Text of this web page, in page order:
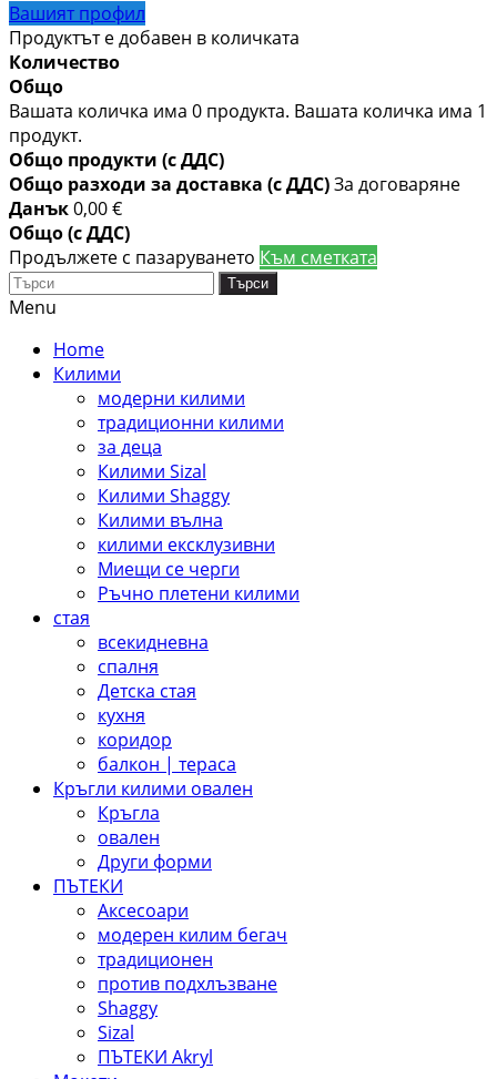
Вашият профил
Продуктът е добавен в количката
Количество
Общо
Вашата количка има 0 продукта. Вашата количка има 1
продукт.
Общо продукти (с ДДС)
Общо разходи за доставка (с ДДС)За договаряне
Данък0,00 €
Общо (с ДДС)
Продължете с пазаруването Към сметката
Търси
Menu
Home
Килими
модерни килими
традиционни килими
за деца
Килими Sizal
Килими Shaggy
Килими вълна
килими ексклузивни
Миещи се черги
Ръчно плетени килими
стая
всекидневна
спалня
Детска стая
кухня
коридор
балкон | тераса
Кръгли килими овален
Кръгла
овален
Други форми
ПЪТЕКИ
Aксесоари
модерен килим бегач
традиционен
против подхлъзване
Shaggy
Sizal
ПЪТЕКИ Akryl